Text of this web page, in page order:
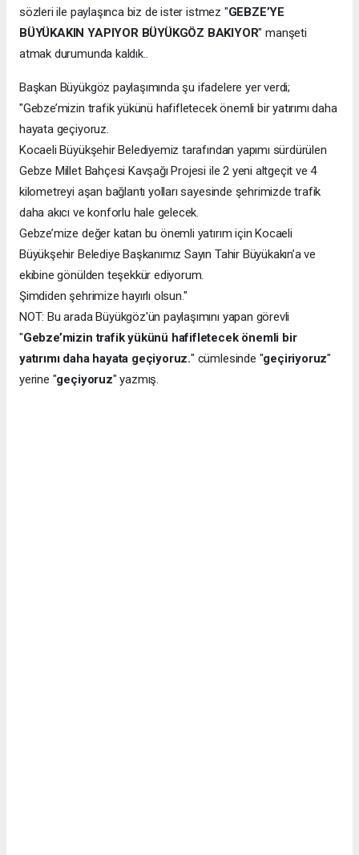
sözleri ile paylaşınca biz de ister istmez "GEBZE’YE
BÜYÜKAKIN YAPIYOR BÜYÜKGÖZ BAKIYOR" manşeti
atmak durumunda kaldık..
Başkan Büyükgöz paylaşımında şu ifadelere yer verdi;
"Gebze’mizin trafik yükünü hafifletecek önemli bir yatırımı daha
hayata geçiyoruz.
Kocaeli Büyükşehir Belediyemiz tarafından yapımı sürdürülen
Gebze Millet Bahçesi Kavşağı Projesi ile 2 yeni altgeçit ve 4
kilometreyi aşan bağlantı yolları sayesinde şehrimizde trafik
daha akıcı ve konforlu hale gelecek.
Gebze’mize değer katan bu önemli yatırım için Kocaeli
Büyükşehir Belediye Başkanımız Sayın Tahir Büyükakın’a ve
ekibine gönülden teşekkür ediyorum.
Şimdiden şehrimize hayırlı olsun."
NOT: Bu arada Büyükgöz'ün paylaşımını yapan görevli
"Gebze’mizin trafik yükünü hafifletecek önemli bir
yatırımı daha hayata geçiyoruz." cümlesinde "geçiriyoruz"
yerine "geçiyoruz" yazmış.